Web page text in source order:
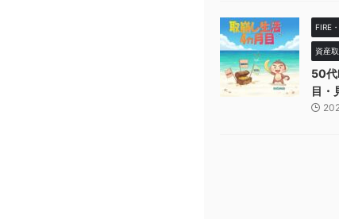
FIRE
資産
50代
目・